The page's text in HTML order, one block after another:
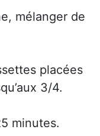
mélanger de
placées
3/4.
minutes.